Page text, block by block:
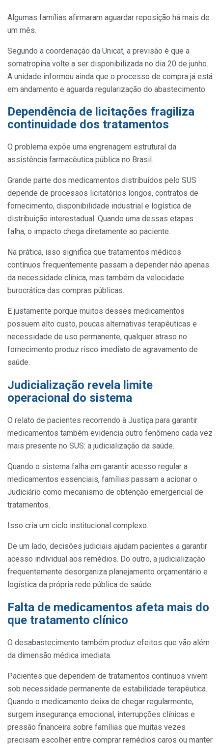
Algumas famílias afirmaram aguardar reposição há mais de
um mês.
Segundo a coordenação da Unicat, a previsão é que a
somatropina volte a ser disponibilizada no dia 20 de junho.
A unidade informou ainda que o processo de compra já está
em andamento e aguarda regularização do abastecimento.
Dependência de licitações fragiliza
continuidade dos tratamentos
O problema expõe uma engrenagem estrutural da
assistência farmacêutica pública no Brasil.
Grande parte dos medicamentos distribuídos pelo SUS
depende de processos licitatórios longos, contratos de
fornecimento, disponibilidade industrial e logística de
distribuição interestadual. Quando uma dessas etapas
falha, o impacto chega diretamente ao paciente.
Na prática, isso significa que tratamentos médicos
contínuos frequentemente passam a depender não apenas
da necessidade clínica, mas também da velocidade
burocrática das compras públicas.
E justamente porque muitos desses medicamentos
possuem alto custo, poucas alternativas terapêuticas e
necessidade de uso permanente, qualquer atraso no
fornecimento produz risco imediato de agravamento de
saúde.
Judicialização revela limite
operacional do sistema
O relato de pacientes recorrendo à Justiça para garantir
medicamentos também evidencia outro fenômeno cada vez
mais presente no SUS: a judicialização da saúde.
Quando o sistema falha em garantir acesso regular a
medicamentos essenciais, famílias passam a acionar o
Judiciário como mecanismo de obtenção emergencial de
tratamentos.
Isso cria um ciclo institucional complexo.
De um lado, decisões judiciais ajudam pacientes a garantir
acesso individual aos remédios. Do outro, a judicialização
frequentemente desorganiza planejamento orçamentário e
logística da própria rede pública de saúde.
Falta de medicamentos afeta mais do
que tratamento clínico
O desabastecimento também produz efeitos que vão além
da dimensão médica imediata.
Pacientes que dependem de tratamentos contínuos vivem
sob necessidade permanente de estabilidade terapêutica.
Quando o medicamento deixa de chegar regularmente,
surgem insegurança emocional, interrupções clínicas e
pressão financeira sobre famílias que muitas vezes
precisam escolher entre comprar remédios caros ou manter